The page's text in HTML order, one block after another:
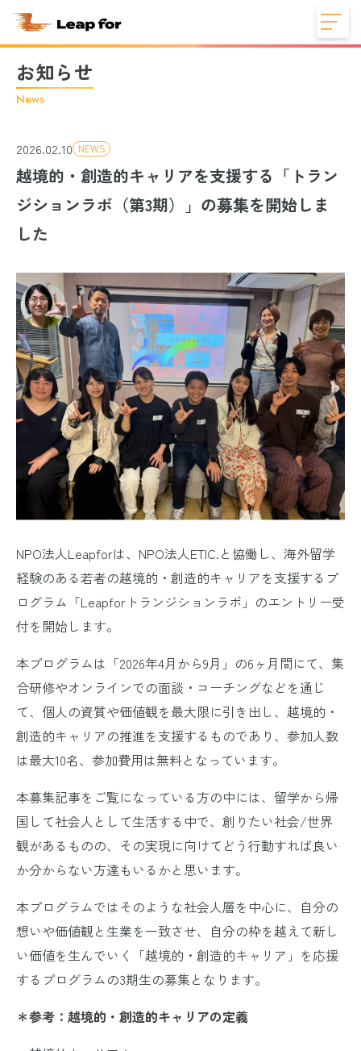
News
お知らせ
2026.02.10 NEWS
越境的・創造的キャリアを支援する「トラン
ジションラボ（第3期）」の募集を開始しま
した
NPO法人Leapforは、NPO法人ETIC.と協働し、海外留学
経験のある若者の越境的・創造的キャリアを支援するプ
ログラム「Leapforトランジションラボ」のエントリー受
付を開始します。
本プログラムは「2026年4月から9月」の6ヶ月間にて、集
合研修やオンラインでの面談・コーチングなどを通じ
て、個人の資質や価値観を最大限に引き出し、越境的・
創造的キャリアの推進を支援するものであり、参加人数
は最大10名、参加費用は無料となっています。
本募集記事をご覧になっている方の中には、留学から帰
国して社会人として生活する中で、創りたい社会/世界
観があるものの、その実現に向けてどう行動すれば良い
か分からない方達もいるかと思います。
本プログラムではそのような社会人層を中心に、自分の
想いや価値観と生業を一致させ、自分の枠を越えて新し
い価値を生んでいく「越境的・創造的キャリア」を応援
するプログラムの3期生の募集となります。
＊参考：越境的・創造的キャリアの定義